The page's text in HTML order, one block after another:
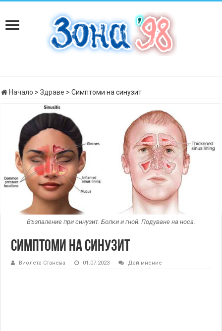
Начало > Здраве > Симптоми на синузит
Възпаление при синузит. Болки и гной. Подуване на носа.
Симптоми на синузит
Виолета Станева 01.07.2023 Дай мнение